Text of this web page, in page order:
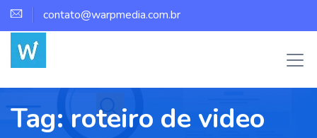
contato@warpmedia.com.br
Tag:roteiro de video